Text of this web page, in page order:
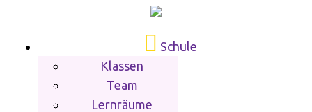
Schule
Klassen
Team
Lernräume